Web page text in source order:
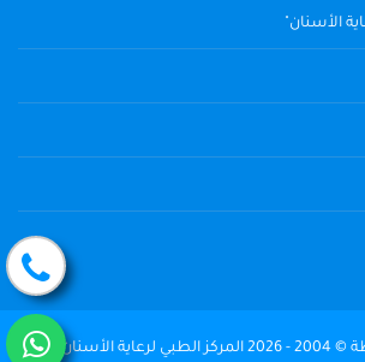
الأسنان"
جميع الحقوق محفوظة © 2004 - 2026 المركز الطبي لرعاية الأسنان The